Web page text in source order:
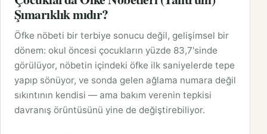
Şımarıklık mıdır?
Öfke nöbeti bir terbiye sonucu değil, gelişimsel bir
dönem: okul öncesi çocukların yüzde 83,7'sinde
görülüyor, nöbetin içindeki öfke ilk saniyelerde tepe
yapıp sönüyor, ve sonda gelen ağlama numara değil
sıkıntının kendisi — ama bakım verenin tepkisi
davranış örüntüsünü yine de değiştirebiliyor.